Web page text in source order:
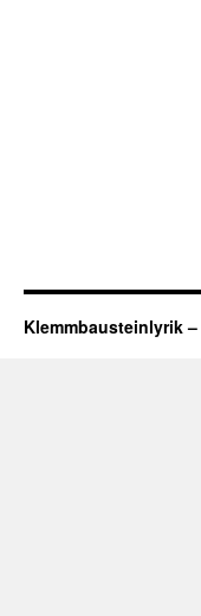
Klemmbausteinlyrik